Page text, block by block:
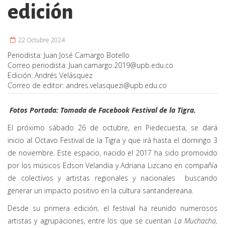
edición
22 Octubre 2024
Periodista: Juan José Camargo Botello
Correo periodista: Juan.camargo.2019@upb.edu.co
Edición: Andrés Velásquez
Correo de editor: andres.velasquezi@upb.edu.co
Fotos Portada: Tomada de Facebook Festival de la Tigra.
El próximo sábado 26 de octubre, en Piedecuesta, se dará
inicio al Octavo Festival de la Tigra y que irá hasta el domingo 3
de noviembre. Este espacio, nacido el 2017 ha sido promovido
por los músicos Edson Velandia y Adriana Lizcano en compañía
de colectivos y artistas regionales y nacionales buscando
generar un impacto positivo en la cultura santandereana.
Desde su primera edición, el festival ha reunido numerosos
artistas y agrupaciones, entre los que se cuentan La Muchacha,